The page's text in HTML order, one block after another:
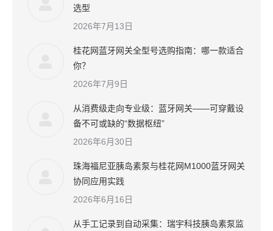
选型
2026年7月13日
桂花网蓝牙网关全型号选购指南：哪一款适合
你？
2026年7月9日
从消费级走向专业级：蓝牙网关——可穿戴设
备不可或缺的“数据枢纽”
2026年6月30日
珠海福尼亚胰岛素泵与桂花网M1000蓝牙网关
协同应用实践
2026年6月16日
从手工记录到自动采集：瑞宇科技胰岛素泵监